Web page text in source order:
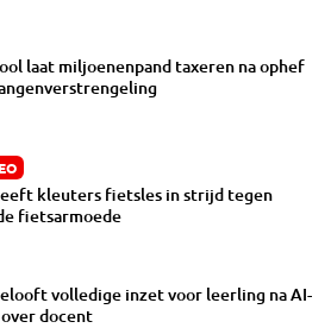
laat miljoenenpand taxeren na ophef
kleuters fietsles in strijd tegen
fietsarmoede
volledige inzet voor leerling na AI-
docent